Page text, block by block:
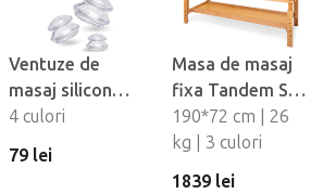
Ventuze de
masaj silicon
Fabulo
Mushroom - set,
4 culori
79 lei
Masa de masaj
fixa Tandem Spa
Luna V2
190*72 cm | 26
kg | 3 culori
1839 lei